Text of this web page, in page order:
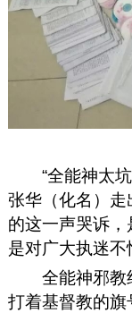
“全能神太坑
张华（化名）
的这一声哭诉，
是对广大执迷不
全能神邪教组
打着基督教的